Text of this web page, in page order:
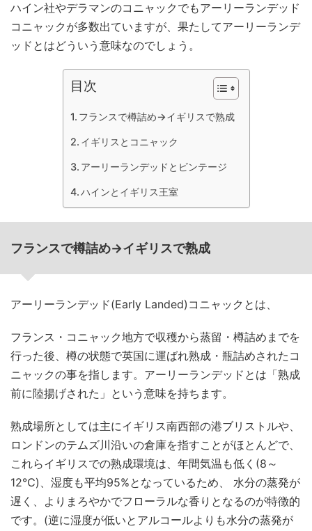
ハイン社やデラマンのコニャックでもアーリーランデッド
コニャックが多数出ていますが、果たしてアーリーランデ
ッドとはどういう意味なのでしょう。
目次
フランスで樽詰め→イギリスで熟成
イギリスとコニャック
アーリーランデッドとビンテージ
ハインとイギリス王室
フランスで樽詰め→イギリスで熟成
アーリーランデッド(Early Landed)コニャックとは、
フランス・コニャック地方で収穫から蒸留・樽詰めまでを
行った後、樽の状態で英国に運ばれ熟成・瓶詰めされたコ
ニャックの事を指します。アーリーランデッドとは「熟成
前に陸揚げされた」という意味を持ちます。
熟成場所としては主にイギリス南西部の港ブリストルや、
ロンドンのテムズ川沿いの倉庫を指すことがほとんどで、
これらイギリスでの熟成環境は、年間気温も低く(8～
12℃)、湿度も平均95%となっているため、 水分の蒸発が
遅く、よりまろやかでフローラルな香りとなるのが特徴的
です。(逆に湿度が低いとアルコールよりも水分の蒸発が